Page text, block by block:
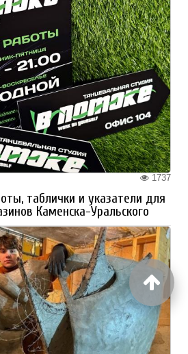
1737
таблички и указатели для
Каменска-Уральского